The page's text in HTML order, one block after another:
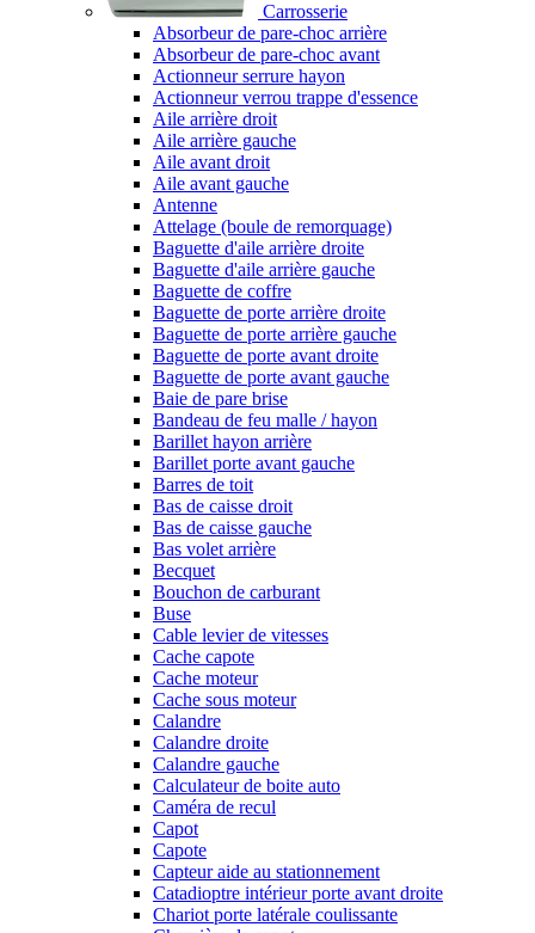
Carrosserie
Absorbeur de pare-choc arrière
Absorbeur de pare-choc avant
Actionneur serrure hayon
Actionneur verrou trappe d'essence
Aile arrière droit
Aile arrière gauche
Aile avant droit
Aile avant gauche
Antenne
Attelage (boule de remorquage)
Baguette d'aile arrière droite
Baguette d'aile arrière gauche
Baguette de coffre
Baguette de porte arrière droite
Baguette de porte arrière gauche
Baguette de porte avant droite
Baguette de porte avant gauche
Baie de pare brise
Bandeau de feu malle / hayon
Barillet hayon arrière
Barillet porte avant gauche
Barres de toit
Bas de caisse droit
Bas de caisse gauche
Bas volet arrière
Becquet
Bouchon de carburant
Buse
Cable levier de vitesses
Cache capote
Cache moteur
Cache sous moteur
Calandre
Calandre droite
Calandre gauche
Calculateur de boite auto
Caméra de recul
Capot
Capote
Capteur aide au stationnement
Catadioptre intérieur porte avant droite
Chariot porte latérale coulissante